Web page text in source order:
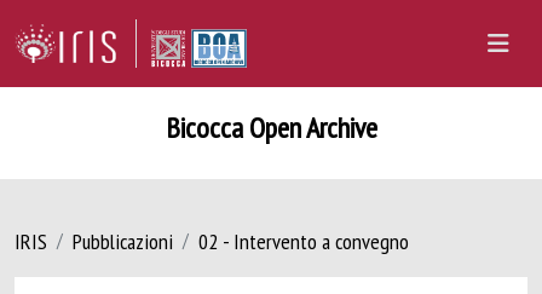
Bicocca Open Archive
IRIS Pubblicazioni 02 - Intervento a convegno